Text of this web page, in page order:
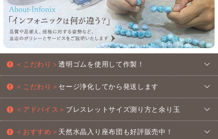
＜こだわり＞透明ゴムを使用して作製！
＜こだわり＞ セージ浄化してから発送します
＜アドバイス＞ ブレスレットサイズ測り方と余り玉
＜おすすめ＞ 天然水晶入り座布団も好評販売中！